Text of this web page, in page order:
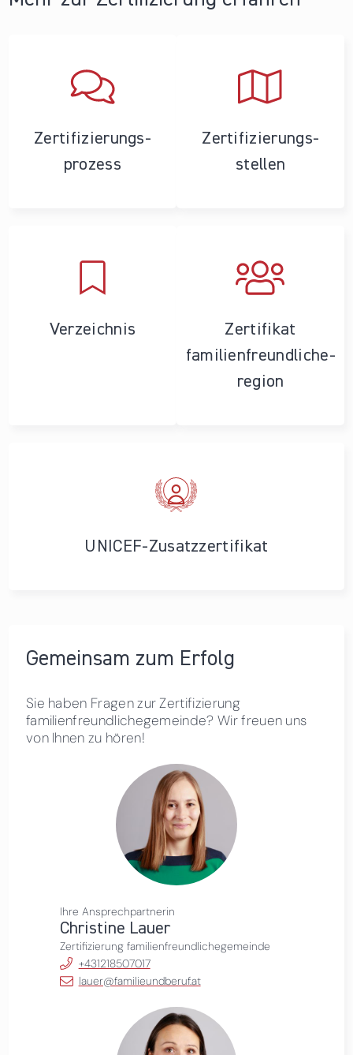
Zertifizierungs­
prozess
Zertifizierungs­
stellen
Verzeichnis
Zertifikat
familienfreundliche­
region
UNICEF-Zusatzzertifikat
Gemeinsam zum Erfolg
Sie haben Fragen zur Zertifizierung
familienfreundlichegemeinde? Wir freuen uns
von Ihnen zu hören!
Ihre Ansprechpartnerin
Christine Lauer
Zertifizierung familienfreundlichegemeinde
+431218507017
lauer@familieundberuf.at